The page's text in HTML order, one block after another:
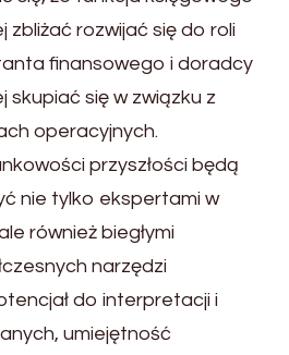
zbliżać rozwijać się do roli
finansowego i doradcy
skupiać się w związku z
operacyjnych.
przyszłości będą
nie tylko ekspertami w
również biegłymi
narzędzi
do interpretacji i
umiejętność